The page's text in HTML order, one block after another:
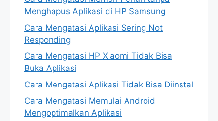
Menghapus Aplikasi di HP Samsung
Cara Mengatasi Aplikasi Sering Not
Responding
Cara Mengatasi HP Xiaomi Tidak Bisa
Buka Aplikasi
Cara Mengatasi Aplikasi Tidak Bisa Diinstal
Cara Mengatasi Memulai Android
Mengoptimalkan Aplikasi